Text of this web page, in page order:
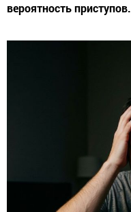
вероятность приступов.